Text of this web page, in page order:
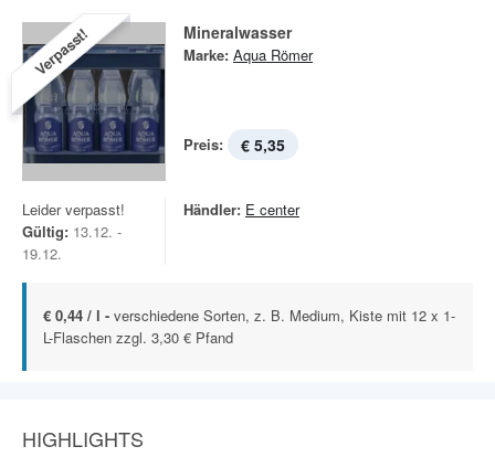
Verpasst! Mineralwasser
Marke: Aqua Römer
Preis: € 5,35
Leider verpasst!
Gültig: 13.12. -
19.12.
Händler: E center
€ 0,44 / l - verschiedene Sorten, z. B. Medium, Kiste mit 12 x 1-
L-Flaschen zzgl. 3,30 € Pfand
HIGHLIGHTS